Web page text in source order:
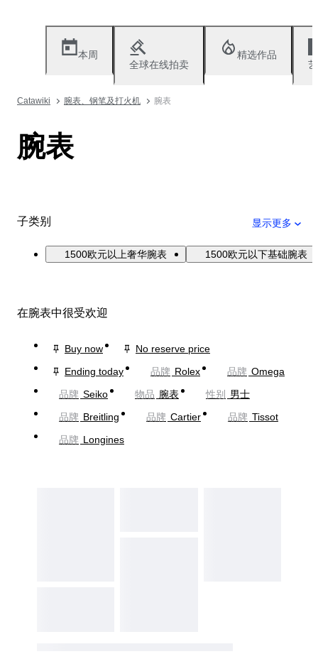
本周
全球在线拍卖
精选作品
Catawiki 腕表、钢笔及打火机 腕表
腕表
子类别 显示更多
1500欧元以上奢华腕表 1500欧元以下基础腕表
在腕表中很受欢迎
Buy now
No reserve price
Ending today
品牌 Rolex 品牌 Omega
品牌 Seiko 物品 腕表 性别
男士
品牌 Breitling 品牌 Cartier 品牌 Tissot
品牌 Longines